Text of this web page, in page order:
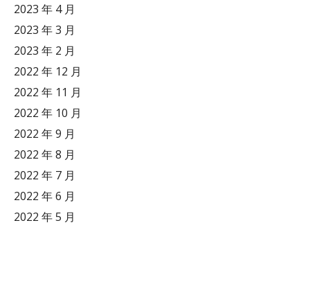
2023 年 4 月
2023 年 3 月
2023 年 2 月
2022 年 12 月
2022 年 11 月
2022 年 10 月
2022 年 9 月
2022 年 8 月
2022 年 7 月
2022 年 6 月
2022 年 5 月